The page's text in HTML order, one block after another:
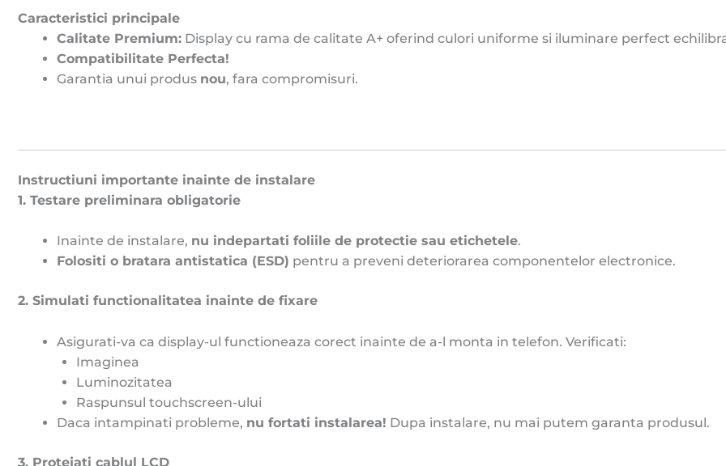
Caracteristici principale
Calitate Premium: Display cu rama de calitate A+ oferind culori uniforme si iluminare perfect
Compatibilitate Perfecta!
Garantia unui produs nou, fara compromisuri.
Instructiuni importante inainte de instalare
1. Testare preliminara obligatorie
Inainte de instalare, nu indepartati foliile de protectie sau etichetele.
Folositi o bratara antistatica (ESD) pentru a preveni deteriorarea componentelor electronice.
2. Simulati functionalitatea inainte de fixare
Asigurati-va ca display-ul functioneaza corect inainte de a-l monta in telefon. Verificati:
Imaginea
Luminozitatea
Raspunsul touchscreen-ului
Daca intampinati probleme, nu fortati instalarea! Dupa instalare, nu mai putem garanta produsul.
3. Protejati cablul LCD